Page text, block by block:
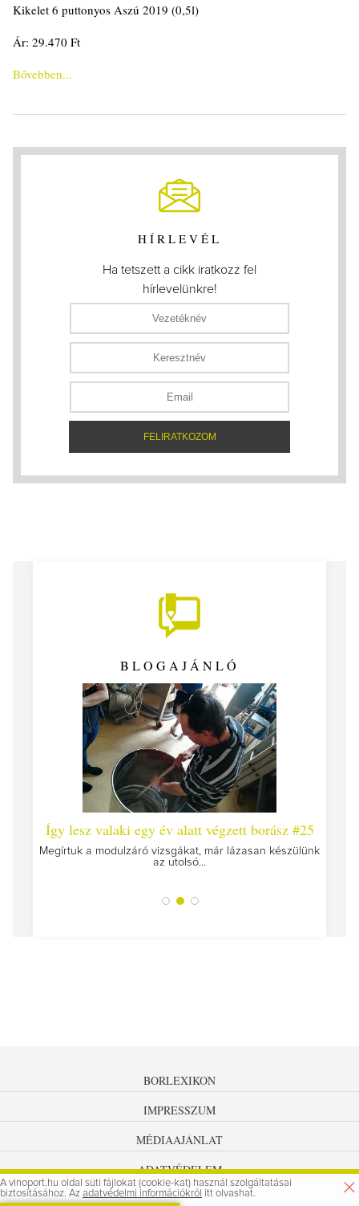
Kikelet 6 puttonyos Aszú 2019 (0,5l)
Ár: 29.470 Ft
Bővebben...
HÍRLEVÉL
Ha tetszett a cikk iratkozz fel
hírlevelünkre!
BLOGAJÁNLÓ
Így lesz valaki egy év alatt végzett borász #25
Megírtuk a modulzáró vizsgákat, már lázasan készülünk
az utolsó...
BORLEXIKON
IMPRESSZUM
MÉDIAAJÁNLAT
ADATVÉDELEM
A vinoport.hu oldal süti fájlokat (cookie-kat) használ szolgáltatásai
biztosításához. Az adatvédelmi információkról itt olvashat.